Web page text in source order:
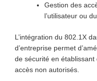
Gestion des
l’utilisateur ou
L’intégration du 802.1X
d’entreprise permet
de sécurité en
accès non autorisés.